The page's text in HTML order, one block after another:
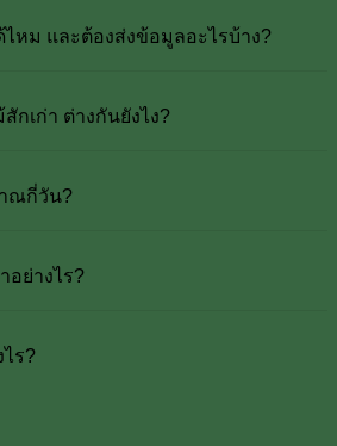
หม และต้องส่งข้อมูลอะไรบ้าง?
กเก่า ต่างกันยังไง?
ณกี่วัน?
อย่างไร?
ไร?